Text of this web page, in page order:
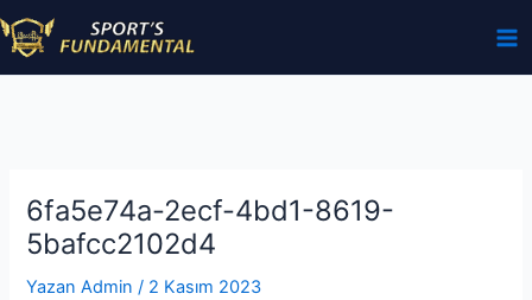
İçeriğe
atla
6fa5e74a-2ecf-4bd1-8619-
5bafcc2102d4
Yazan Admin/ 2 Kasım 2023